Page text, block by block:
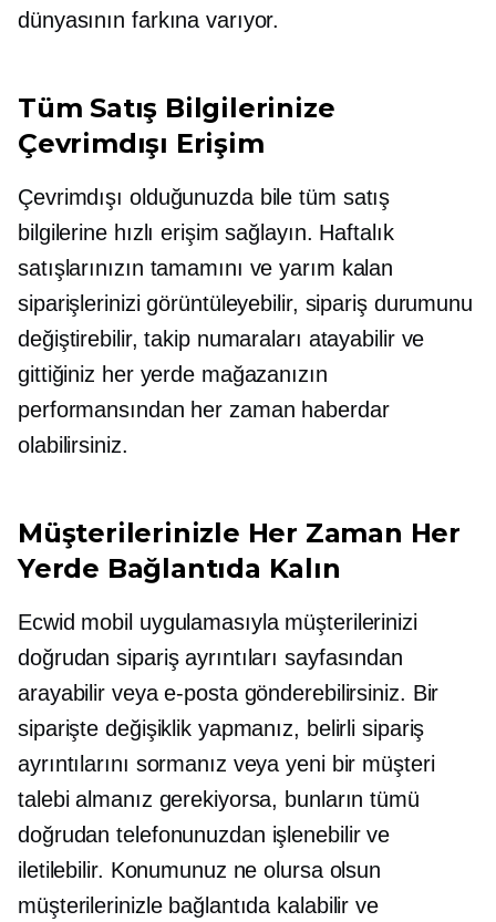
dünyasının farkına varıyor.
Tüm Satış Bilgilerinize
Çevrimdışı Erişim
Çevrimdışı olduğunuzda bile tüm satış
bilgilerine hızlı erişim sağlayın. Haftalık
satışlarınızın tamamını ve yarım kalan
siparişlerinizi görüntüleyebilir, sipariş durumunu
değiştirebilir, takip numaraları atayabilir ve
gittiğiniz her yerde mağazanızın
performansından her zaman haberdar
olabilirsiniz.
Müşterilerinizle Her Zaman Her
Yerde Bağlantıda Kalın
Ecwid mobil uygulamasıyla müşterilerinizi
doğrudan sipariş ayrıntıları sayfasından
arayabilir veya e-posta gönderebilirsiniz. Bir
siparişte değişiklik yapmanız, belirli sipariş
ayrıntılarını sormanız veya yeni bir müşteri
talebi almanız gerekiyorsa, bunların tümü
doğrudan telefonunuzdan işlenebilir ve
iletilebilir. Konumunuz ne olursa olsun
müşterilerinizle bağlantıda kalabilir ve